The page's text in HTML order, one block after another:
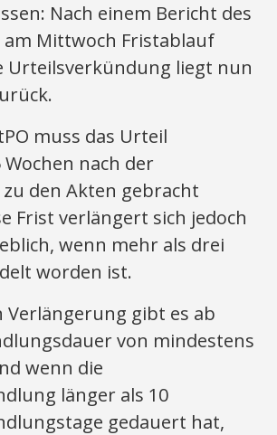
Nach einem Bericht des
am Mittwoch Fristablauf
Urteilsverkündung liegt nun
muss das Urteil
nach der
den Akten gebracht
Frist verlängert sich jedoch
wenn mehr als drei
worden ist.
Verlängerung gibt es ab
von mindestens
wenn die
länger als 10
gedauert hat,